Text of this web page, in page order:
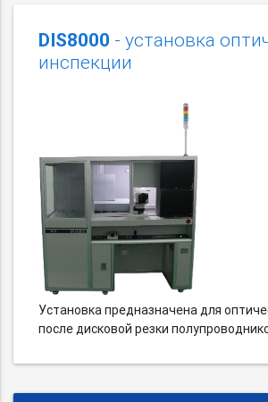
DIS8000 - установка
инспекции
Установка предназначена для
после дисковой резки